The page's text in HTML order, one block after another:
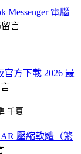
Messenger 電腦
言
方下載 2026 最
千夏…
壓縮軟體（繁